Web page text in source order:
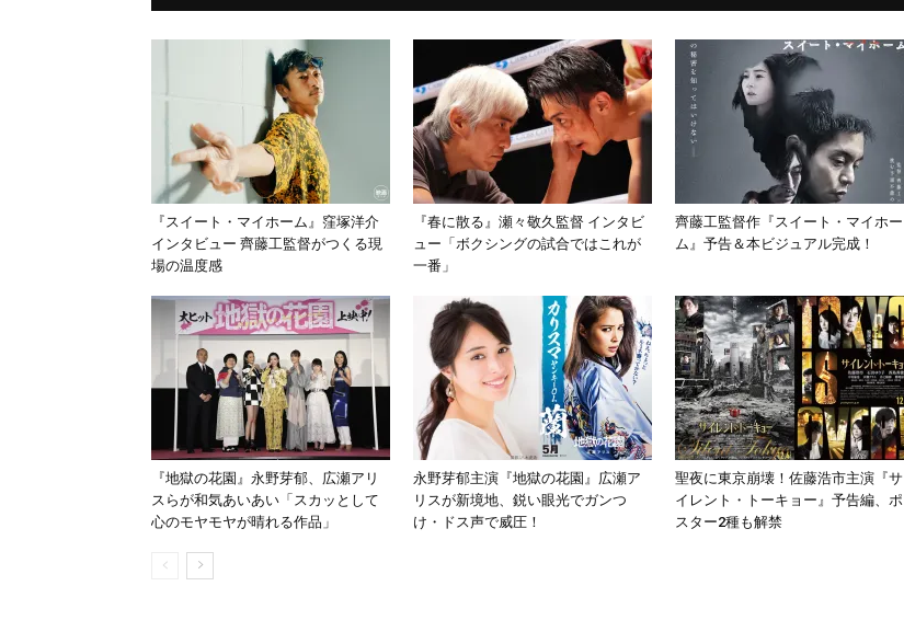
『スイート・マイホーム』窪塚洋介
インタビュー 齊藤工監督がつくる現
場の温度感
『春に散る』瀬々敬久監督 インタビ
ュー「ボクシングの試合ではこれが
一番」
齊藤工監督作『スイート・マイホー
ム』予告＆本ビジュアル完成！
『地獄の花園』永野芽郁、広瀬アリ
スらが和気あいあい「スカッとして
心のモヤモヤが晴れる作品」
永野芽郁主演『地獄の花園』広瀬ア
リスが新境地、鋭い眼光でガンつ
け・ドス声で威圧！
聖夜に東京崩壊！佐藤浩市主演『サ
イレント・トーキョー』予告編、ポ
スター2種も解禁